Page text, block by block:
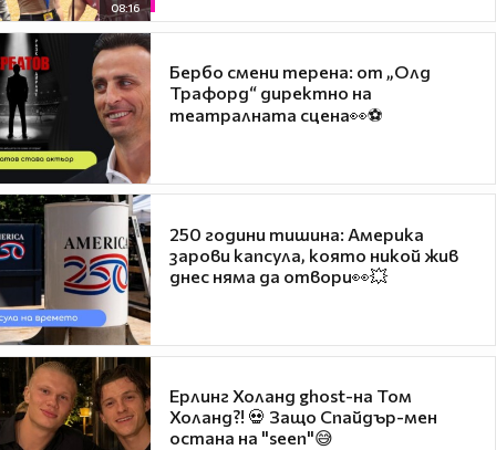
08:16
Бербо смени терена: от „Олд
Трафорд“ директно на
театралната сцена👀⚽
250 години тишина: Америка
зарови капсула, която никой жив
днес няма да отвори👀💥
Ерлинг Холанд ghost-на Том
Холанд?! 💀 Защо Спайдър-мен
остана на "seen"😅